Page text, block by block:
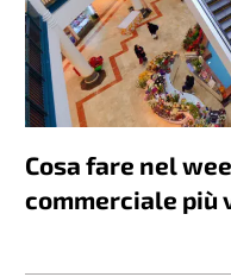
Cosa fare nel
commerciale più